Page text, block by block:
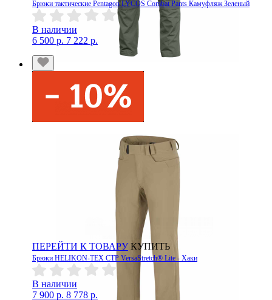
Брюки тактические Pentagon LYCOS Combat Pants Камуфляж Зеленый
В наличии
6 500 р. 7 222 р.
ПЕРЕЙТИ К ТОВАРУ КУПИТЬ
Брюки HELIKON-TEX CTP VersaStretch® Lite - Хаки
В наличии
7 900 р. 8 778 р.